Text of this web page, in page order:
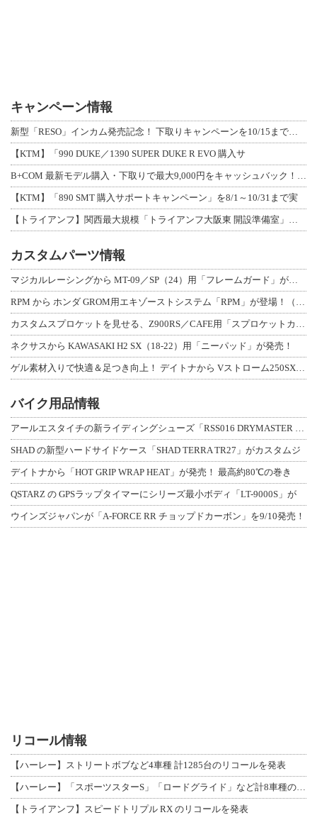
キャンペーン情報
【KTM】「990 DUKE／1390 SUPER DUKE R EVO 購入サ
【KTM】「890 SMT 購入サポートキャンペーン」を8/1～10/31まで実
カスタムパーツ情報
ネクサスから KAWASAKI H2 SX（18-22）用「ニーパッド」が発売！
バイク用品情報
SHAD の新型ハードサイドケース「SHAD TERRA TR27」がカスタムジ
デイトナから「HOT GRIP WRAP HEAT」が発売！ 最高約80℃の巻き
QSTARZ の GPSラップタイマーにシリーズ最小ボディ「LT-9000S」が
ウインズジャパンが「A-FORCE RR チョップドカーボン」を9/10発売！
リコール情報
【ハーレー】ストリートボブなど4車種 計1285台のリコールを発表
【トライアンフ】スピードトリプル RX のリコールを発表